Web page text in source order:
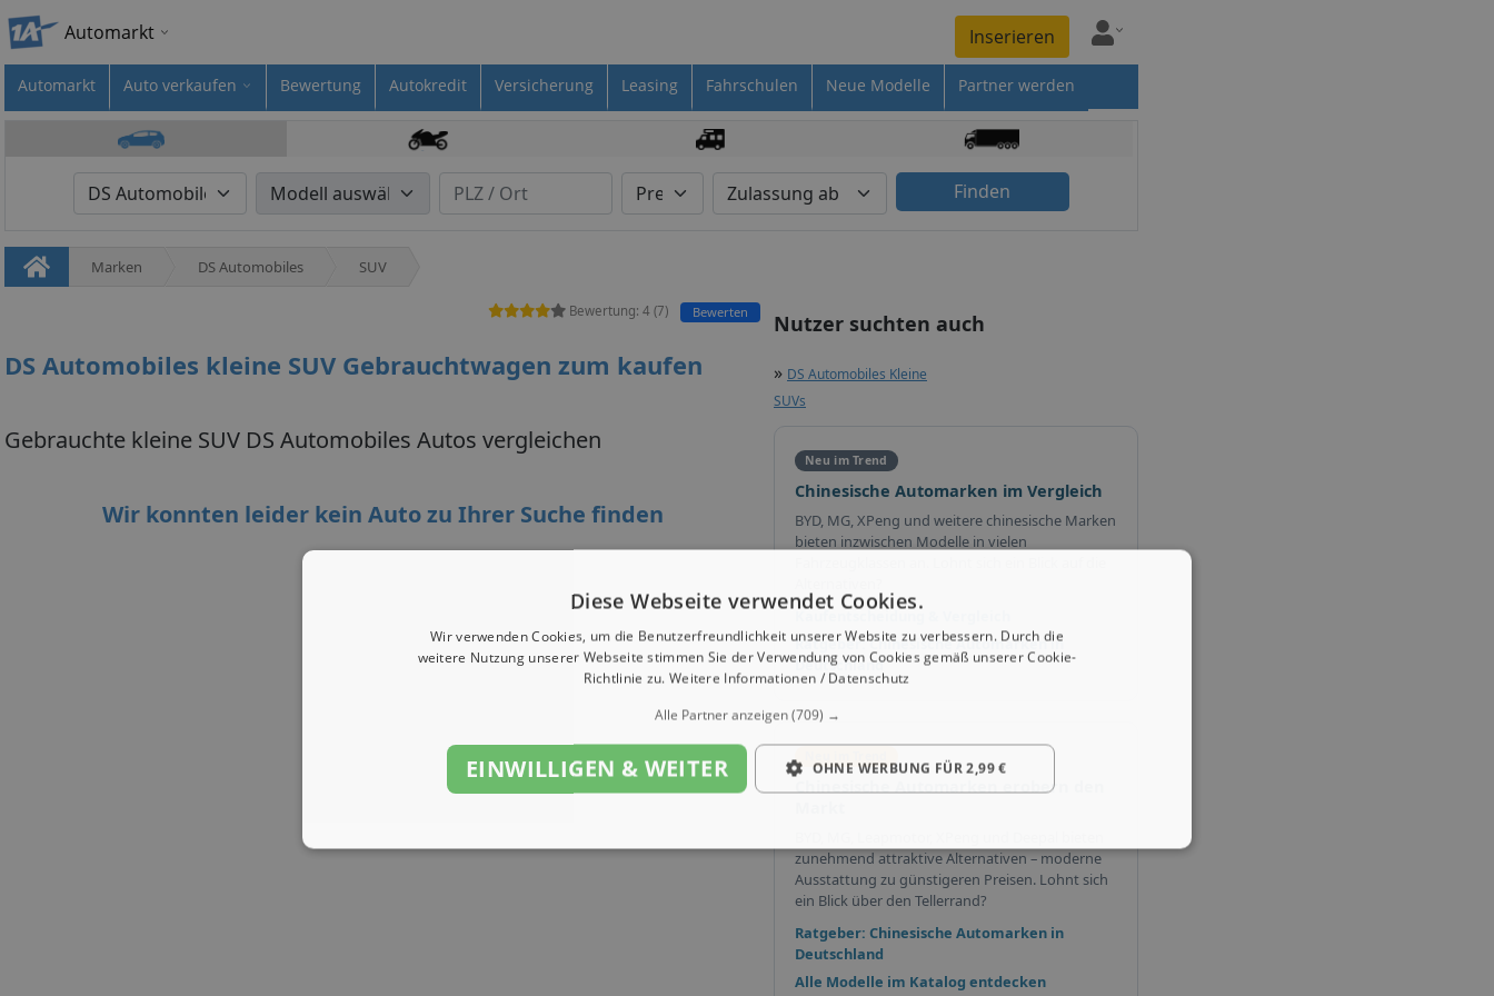
Automarkt Inserieren
Automarkt Auto verkaufen Bewertung Autokredit Versicherung Leasing Fahrschulen Neue Modelle Partner werden
Finden
Marken DS Automobiles SUV
Nutzer suchten auch
» DS Automobiles Kleine
SUVs
Neu im Trend
Chinesische Automarken im Vergleich
BYD, MG, XPeng und weitere chinesische Marken
bieten inzwischen Modelle in vielen
Kaufentscheidung & Vergleich
Ratgeber: Chinesische Automarken in
Deutschland
Chinesische Automarken erobern den
zunehmend attraktive Alternativen – moderne
Ausstattung zu günstigeren Preisen. Lohnt sich
ein Blick über den Tellerrand?
Ratgeber: Chinesische Automarken in
Deutschland
Alle Modelle im Katalog entdecken
Bewertung: 4 (7) Bewerten
DS Automobiles kleine SUV Gebrauchtwagen zum kaufen
Gebrauchte kleine SUV DS Automobiles Autos vergleichen
Wir konnten leider kein Auto zu Ihrer Suche finden
Diese Webseite verwendet Cookies.
Wir verwenden Cookies, um die Benutzerfreundlichkeit unserer Website zu verbessern. Durch die
weitere Nutzung unserer Webseite stimmen Sie der Verwendung von Cookies gemäß unserer Cookie-
Richtlinie zu. Weitere Informationen / Datenschutz
Alle Partner anzeigen(709) →
EINWILLIGEN & WEITER OHNE WERBUNG FÜR 2,99 €